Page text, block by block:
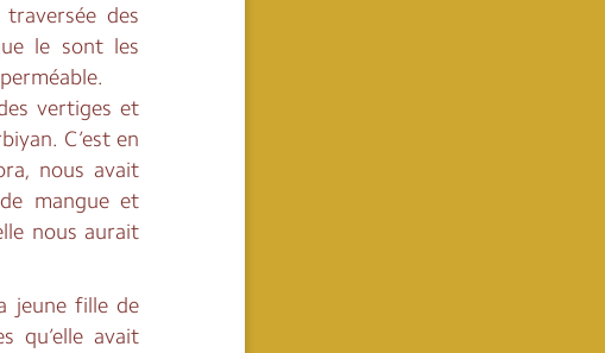
des
le sont les
vertiges et
C’est en
nous avait
mangue et
nous aurait
jeune fille de
qu’elle avait